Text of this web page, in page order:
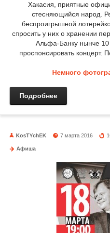
Хакасия, приятные
стесняющийся народ.
беспроигрышной
спросить у них о хранении
Альфа-Банку нынче 10
проспонсировать концерт.
Немного
Подробнее
KosTYchEK 7 марта 2016
Афиша